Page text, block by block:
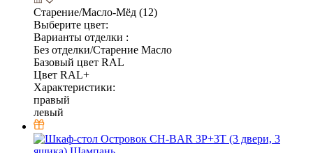
Старение/Масло-Мёд (12)
Выберите цвет:
Варианты отделки :
Без отделки/Старение Масло
Базовый цвет RAL
Цвет RAL+
Характеристики:
правый
левый